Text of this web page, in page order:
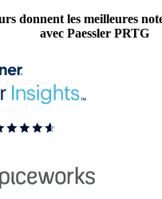
donnent les meilleures
avec Paessler PRTG